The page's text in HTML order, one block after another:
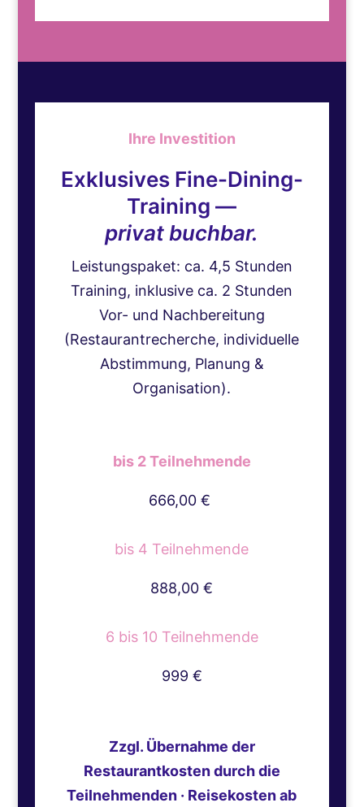
Ihre Investition
Exklusives Fine-Dining-
Training —
privat buchbar.
Leistungspaket: ca. 4,5 Stunden
Training, inklusive ca. 2 Stunden
Vor- und Nachbereitung
(Restaurantrecherche, individuelle
Abstimmung, Planung &
Organisation).
bis 2 Teilnehmende
666,00 €
bis 4 Teilnehmende
888,00 €
6 bis 10 Teilnehmende
999 €
Zzgl. Übernahme der
Restaurantkosten durch die
Teilnehmenden · Reisekosten ab